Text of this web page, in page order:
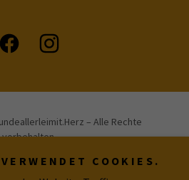
– Alle Rechte
vorbehalten.
Unterstützt von
COOKIES.